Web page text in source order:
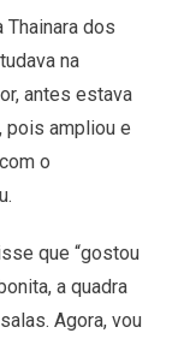
Thainara dos
na
antes estava
pois ampliou e
o
que “gostou
a quadra
Agora, vou